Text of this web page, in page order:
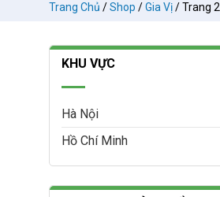
Trang Chủ /Shop /Gia Vị/Trang 2
KHU VỰC
Hà Nội
Hồ Chí Minh